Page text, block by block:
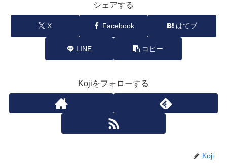
シェアする
X Facebook はてブ
LINE コピー
Kojiをフォローする
Koji